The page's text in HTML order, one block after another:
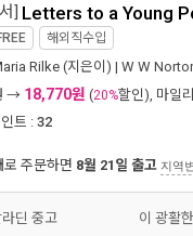
] Letters to a Young
해외직수입
Rilke (지은이) | W W
→ 18,770원 (20%할인), 마일
트 :32
로 주문하면 8월 21일 출고 지역
라딘 중고 이 광활